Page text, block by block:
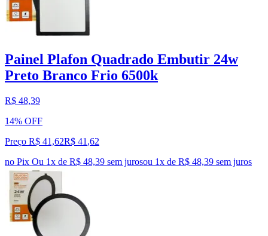
Painel Plafon Quadrado Embutir 24w
Preto Branco Frio 6500k
R$ 48,39
14% OFF
Preço R$ 41,62R$ 41 ,62
no Pix Ou 1x de R$ 48,39 sem jurosou 1x de R$ 48,39 sem juros